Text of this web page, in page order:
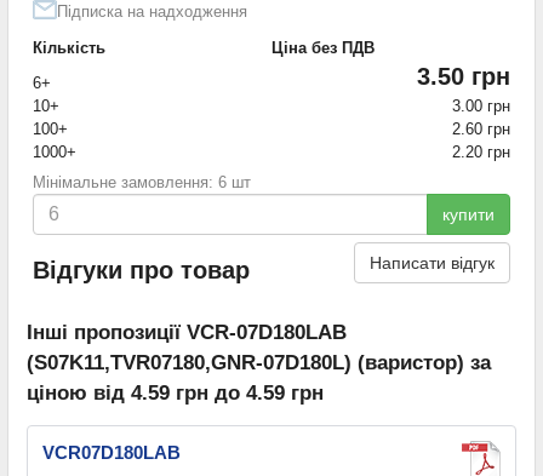
Підписка на надходження
Кількість
Ціна без ПДВ
6+
3.50 грн
10+
3.00 грн
100+
2.60 грн
1000+
2.20 грн
Мінімальне замовлення: 6 шт
купити
Відгуки про товар Написати відгук
Інші пропозиції VCR-07D180LAB
(S07K11,TVR07180,GNR-07D180L) (варистор) за
ціною від 4.59 грн до 4.59 грн
VCR07D180LAB